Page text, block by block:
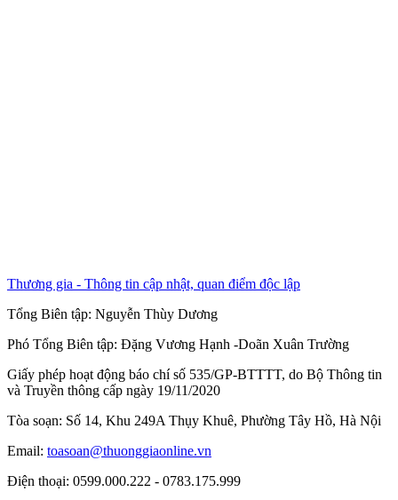
Thương gia - Thông tin cập nhật, quan điểm độc lập
Tổng Biên tập: Nguyễn Thùy Dương
Phó Tổng Biên tập: Đặng Vương Hạnh -Doãn Xuân Trường
Giấy phép hoạt động báo chí số 535/GP-BTTTT, do Bộ Thông tin
và Truyền thông cấp ngày 19/11/2020
Tòa soạn: Số 14, Khu 249A Thụy Khuê, Phường Tây Hồ, Hà Nội
Email: toasoan@thuonggiaonline.vn
Điện thoại: 0599.000.222 - 0783.175.999